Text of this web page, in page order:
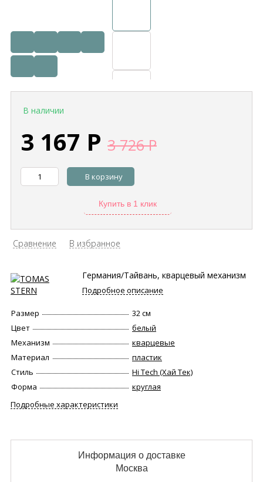
В наличии
3 167 Р 3 726Р
В корзину
Купить в 1 клик
Сравнение В избранное
Германия/Тайвань, кварцевый механизм
Подробное описание
Размер
32 см
Цвет
белый
Механизм
кварцевые
Материал
пластик
Стиль
Hi Tech (Хай Тек)
Форма
круглая
Подробные характеристики
Информация о доставке
Москва